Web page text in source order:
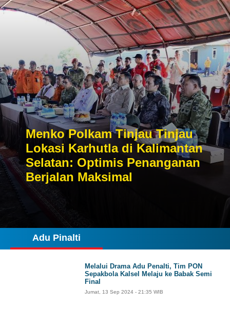
Menko Polkam Tinjau Tinjau
Lokasi Karhutla di Kalimantan
Selatan: Optimis Penanganan
Berjalan Maksimal
Adu Pinalti
Melalui Drama Adu Penalti, Tim PON
Sepakbola Kalsel Melaju ke Babak Semi
Final
Jumat, 13 Sep 2024 - 21:35 WIB